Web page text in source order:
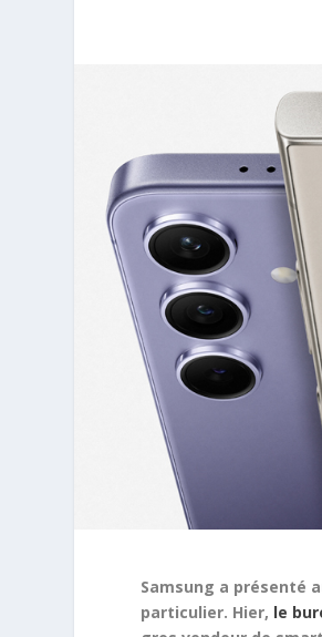
Samsung a présenté
particulier. Hier, le